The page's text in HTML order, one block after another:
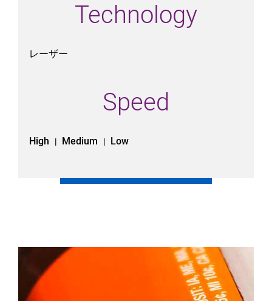
Technology
レーザー
Speed
High | Medium | Low